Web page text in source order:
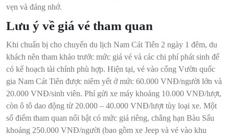
vẹn và đáng nhớ.
Lưu ý về giá vé tham quan
Khi chuẩn bị cho chuyến du lịch Nam Cát Tiên 2 ngày 1 đêm, du
khách nên tham khảo trước mức giá vé và các chi phí phát sinh để
có kế hoạch tài chính phù hợp. Hiện tại, vé vào cổng Vườn quốc
gia Nam Cát Tiên được niêm yết ở mức 60.000 VNĐ/người lớn và
20.000 VNĐ/sinh viên. Phí gửi xe máy khoảng 10.000 VNĐ/lượt,
còn ô tô dao động từ 20.000 – 40.000 VNĐ/lượt tùy loại xe. Một
số điểm tham quan nổi bật có mức giá riêng, chẳng hạn Bàu Sấu
khoảng 250.000 VNĐ/người (bao gồm xe Jeep và vé vào khu